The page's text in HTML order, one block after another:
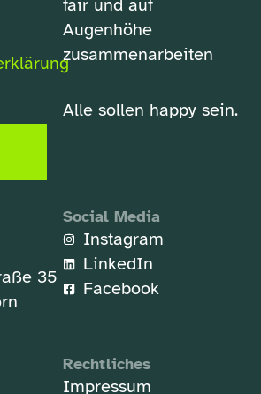
35
fair und auf
Augenhöhe
zusammenarbeiten
Alle sollen happy sein.
Social Media
Instagram
LinkedIn
Facebook
Rechtliches
Impressum